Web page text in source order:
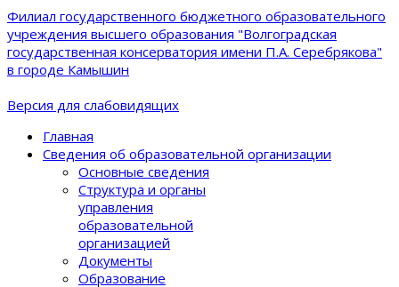
Филиал государственного бюджетного образовательного
учреждения высшего образования "Волгоградская
государственная консерватория имени П.А. Серебрякова"
в городе Камышин
Версия для слабовидящих
Главная
Сведения об образовательной организации
Основные сведения
Структура и органы
управления
образовательной
организацией
Документы
Образование